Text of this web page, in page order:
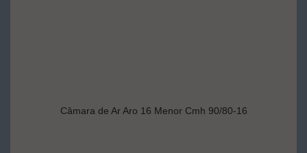
Câmara de Ar Aro 16 Menor Cmh 90/80-16